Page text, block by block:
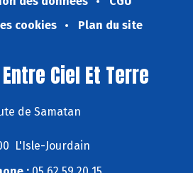
cookies
Plan du site
Ciel Et Terre
de Samatan
L'Isle-Jourdain